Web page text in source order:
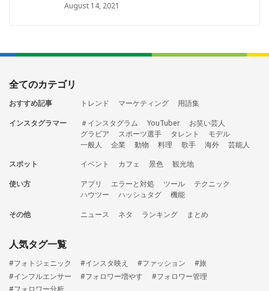
August 14, 2021
全てのカテゴリ
おすすめ記事 トレンド マーケティング
用語集
インスタグラマー
＃インスタグラム YouTuber
お笑い芸人
グラビア
スポーツ選手 タレント
モデル
一般人
企業 動物 料理 歌手 海外
芸能人
スポット
イベント カフェ 景色
観光地
使い方
アプリ エラーと対処 ツール
テクニック
ハウツー
ハッシュタグ
機能
その他
ニュース ネタ ランキング まとめ
人気タグ一覧
#フォトジェニック #インスタ映え #ファッション
#旅
#インフルエンサー
#フォロワー増やす
#フォロワー管理